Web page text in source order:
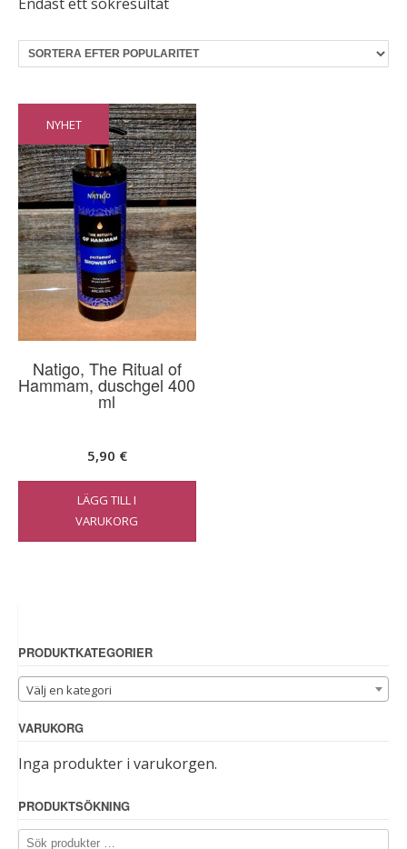
NYHET
Natigo, The Ritual of
Hammam, duschgel 400
ml
5,90 €
LÄGG TILL I
VARUKORG
PRODUKTKATEGORIER
Välj en kategori
VARUKORG
Inga produkter i varukorgen.
PRODUKTSÖKNING
Sök